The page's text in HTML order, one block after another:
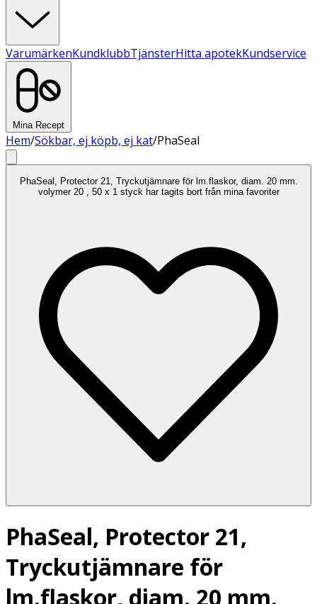
VarumärkenKundklubbTjänsterHitta apotekKundservice
Mina Recept
Hem/Sökbar, ej köpb, ej kat/PhaSeal
PhaSeal, Protector 21, Tryckutjämnare för lm.flaskor, diam. 20 mm.
volymer 20 , 50 x 1 styck har tagits bort från mina favoriter
PhaSeal, Protector 21,
Tryckutjämnare för
lm.flaskor, diam. 20 mm.